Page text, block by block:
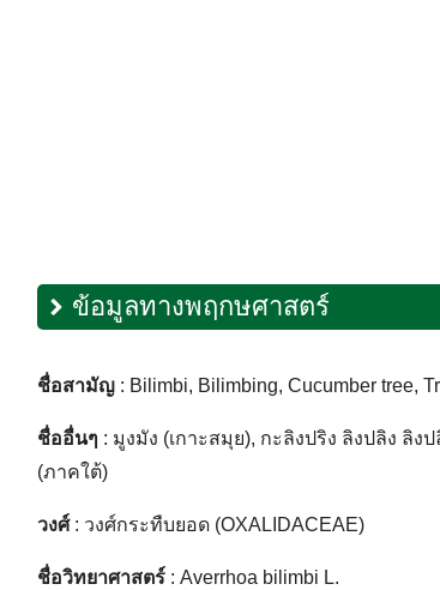
ข้อมูลทางพฤกษศาสตร์
ชื่อสามัญ : Bilimbi, Bilimbing, Cucumber tree,
ชื่ออื่นๆ : มูงมัง (เกาะสมุย), กะลิงปริง ลิงปลิง ลิ
(ภาคใต้)
วงศ์: วงศ์กระทืบยอด (OXALIDACEAE)
ชื่อวิทยาศาสตร์ : Averrhoa bilimbi L.